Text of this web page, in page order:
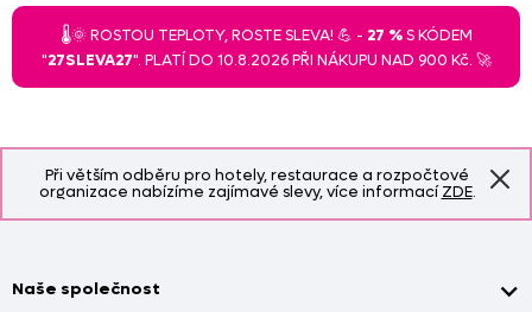
Při větším odběru pro hotely, restaurace a rozpočtové
organizace nabízíme zajímavé slevy, více informacíZDE.
🌡️🌞 ROSTOU TEPLOTY, ROSTE SLEVA! 💪 - 27 %S KÓDEM
"27SLEVA27". PLATÍ DO 10.8.2026 PŘI NÁKUPU NAD 900 Kč. 🚀
Naše společnost